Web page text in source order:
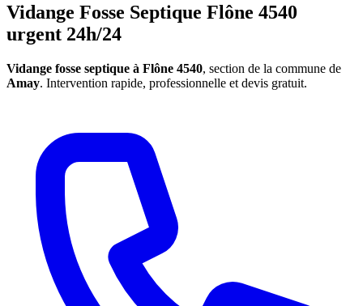
Vidange Fosse Septique Flône 4540
urgent 24h/24
Vidange fosse septique à Flône 4540, section de la commune de
Amay. Intervention rapide, professionnelle et devis gratuit.